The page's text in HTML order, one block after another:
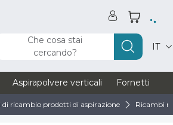
Che cosa stai
cercando?
IT
Aspirapolvere verticali Fornetti
di ricambio prodotti di aspirazione Ricambi